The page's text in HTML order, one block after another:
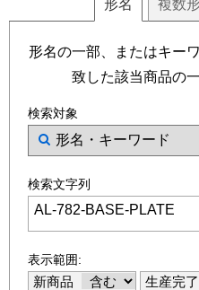
形名 複数
形名の一部、またはキー
致した該当商品の
検索対象
検索文字列
表示範囲:
新商品
生産完